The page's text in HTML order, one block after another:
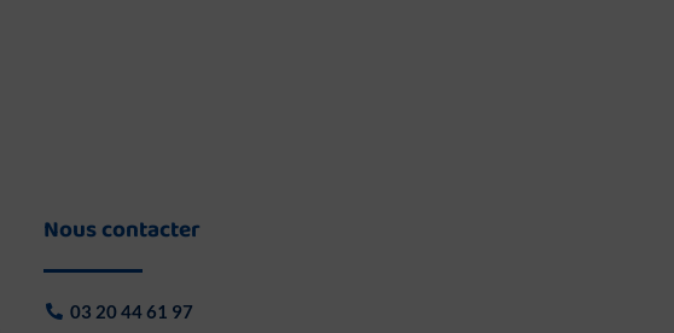
Nous contacter
03 20 44 61 97